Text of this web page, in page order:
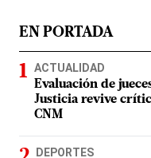
EN PORTADA
ACTUALIDAD
Evaluación de
Justicia revive
CNM
DEPORTES